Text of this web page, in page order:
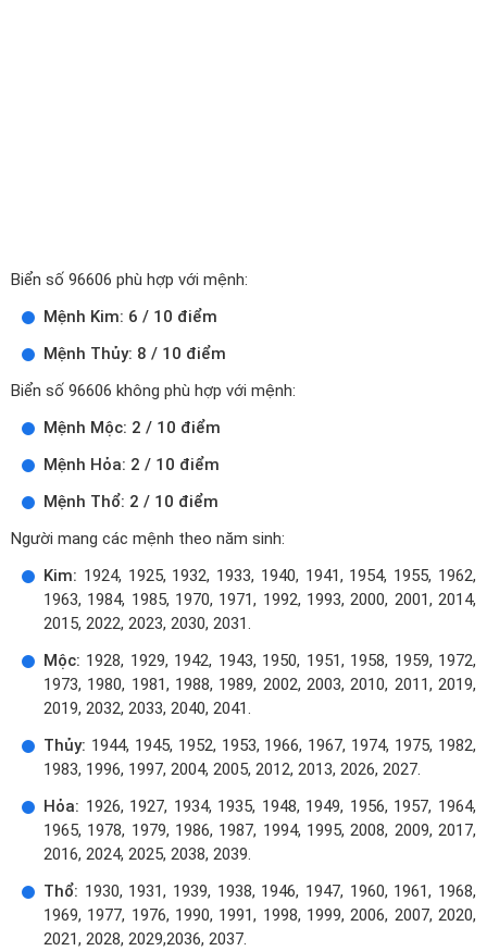
Biển số 96606 phù hợp với mệnh:
Mệnh Kim: 6 / 10 điểm
Mệnh Thủy: 8 / 10 điểm
Biển số 96606 không phù hợp với mệnh:
Mệnh Mộc: 2 / 10 điểm
Mệnh Hỏa: 2 / 10 điểm
Mệnh Thổ: 2 / 10 điểm
Người mang các mệnh theo năm sinh:
Kim: 1924, 1925, 1932, 1933, 1940, 1941, 1954, 1955, 1962,
1963, 1984, 1985, 1970, 1971, 1992, 1993, 2000, 2001, 2014,
2015, 2022, 2023, 2030, 2031.
Mộc: 1928, 1929, 1942, 1943, 1950, 1951, 1958, 1959, 1972,
1973, 1980, 1981, 1988, 1989, 2002, 2003, 2010, 2011, 2019,
2019, 2032, 2033, 2040, 2041.
Thủy: 1944, 1945, 1952, 1953, 1966, 1967, 1974, 1975, 1982,
1983, 1996, 1997, 2004, 2005, 2012, 2013, 2026, 2027.
Hỏa: 1926, 1927, 1934, 1935, 1948, 1949, 1956, 1957, 1964,
1965, 1978, 1979, 1986, 1987, 1994, 1995, 2008, 2009, 2017,
2016, 2024, 2025, 2038, 2039.
Thổ: 1930, 1931, 1939, 1938, 1946, 1947, 1960, 1961, 1968,
1969, 1977, 1976, 1990, 1991, 1998, 1999, 2006, 2007, 2020,
2021, 2028, 2029,2036, 2037.